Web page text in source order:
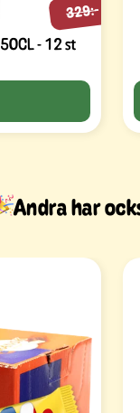
VITAMIN WELL RELOAD 50CL - 12 st
329:-
Andra har